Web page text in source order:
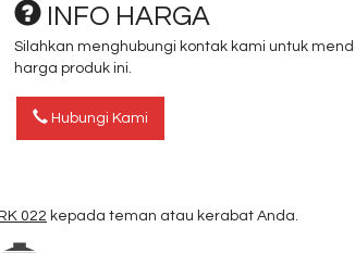
INFO HARGA
Silahkan menghubungi kontak kami untuk
harga produk ini.
Hubungi Kami
022 kepada teman atau kerabat Anda.